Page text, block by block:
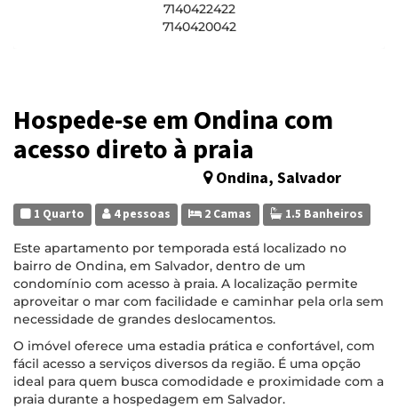
Hospede-se em Ondina com
acesso direto à praia
Ondina, Salvador
1 Quarto 4 pessoas 2 Camas 1.5 Banheiros
Este apartamento por temporada está localizado no
bairro de Ondina, em Salvador, dentro de um
condomínio com acesso à praia. A localização permite
aproveitar o mar com facilidade e caminhar pela orla sem
necessidade de grandes deslocamentos.
O imóvel oferece uma estadia prática e confortável, com
fácil acesso a serviços diversos da região. É uma opção
ideal para quem busca comodidade e proximidade com a
praia durante a hospedagem em Salvador.
7140422422
7140420042